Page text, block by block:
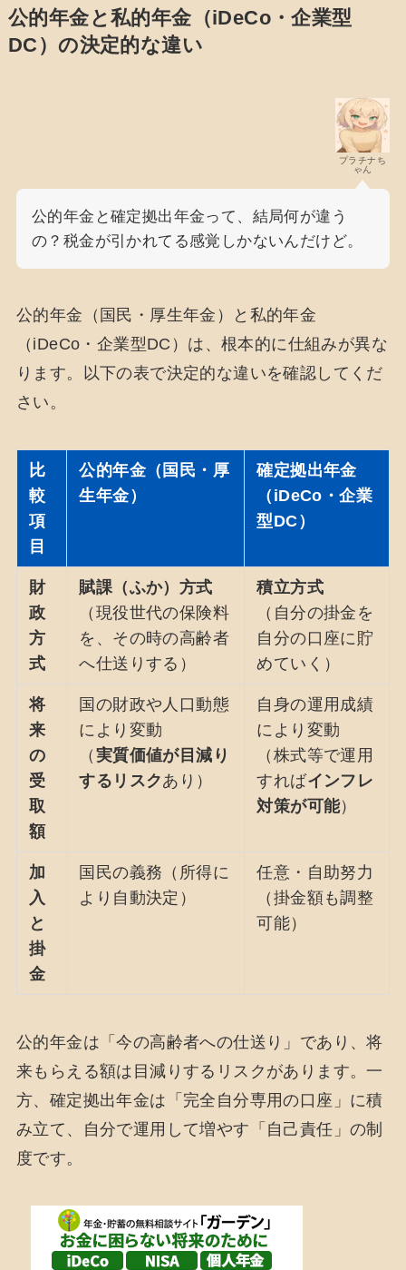
公的年金と私的年金（iDeCo・企業型
DC）の決定的な違い
プラチナち
ゃん
公的年金と確定拠出年金って、結局何が違う
の？税金が引かれてる感覚しかないんだけど。
公的年金（国民・厚生年金）と私的年金
（iDeCo・企業型DC）は、根本的に仕組みが異な
ります。以下の表で決定的な違いを確認してくだ
さい。
比
較
項
目
公的年金（国民・厚
生年金）
確定拠出年金
（iDeCo・企業
型DC）
財
政
方
式
賦課（ふか）方式
（現役世代の保険料
を、その時の高齢者
へ仕送りする）
積立方式
（自分の掛金を
自分の口座に貯
めていく）
将
来
の
受
取
額
国の財政や人口動態
により変動
（ 実質価値が目減り
するリスクあり）
自身の運用成績
により変動
（株式等で運用
すればインフレ
対策が可能）
加
入
と
掛
金
国民の義務（所得に
より自動決定）
任意・自助努力
（掛金額も調整
可能）
公的年金は「今の高齢者への仕送り」であり、将
来もらえる額は目減りするリスクがあります。一
方、確定拠出年金は「完全自分専用の口座」に積
み立て、自分で運用して増やす「自己責任」の制
度です。